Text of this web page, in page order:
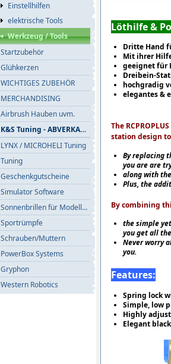
Einstellhilfen
elektrische Tools
Werkzeug / Tools
Startzubehör
Glühkerzen
WICHTIGES ZUBEHÖR
MERCHANDISING
Airbrush Hauben uvm.
K&S Tuning - ABVERKAUF
LYNX / MICROHELI Tuning
Tuning
Geschenkgutscheine
Simulator Software
Sonnenbrillen für Modellflieger
Sportrümpfe
Schrauben/Muttern
PowerBox Systems
Gryphon
Western Robotics
Löthilfe &
Dritte Hand
Mit ihrer
geeignet für
Dreibein-
hochgradig
elegantes &
The
station design
By replacing
you are are
along with
Plus, the
By combining
the simple
you get all
Never worry
you.
Features:
Spring lock
Simple, low
Highly
Elegant